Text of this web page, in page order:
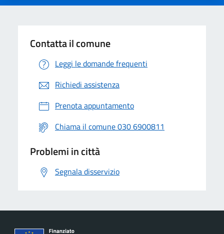
Contatta il comune
Leggi le domande frequenti
Richiedi assistenza
Prenota appuntamento
Chiama il comune 030 6900811
Problemi in città
Segnala disservizio